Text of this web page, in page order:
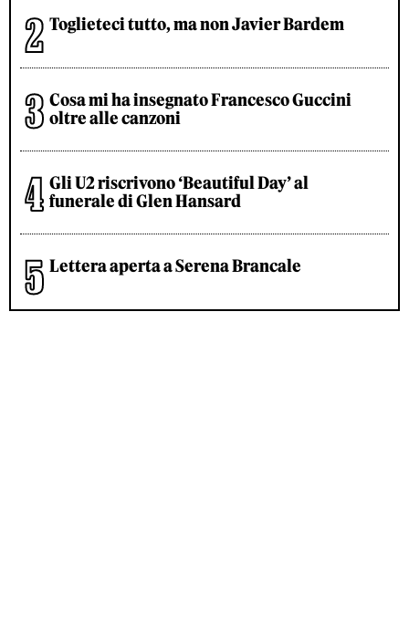
Toglieteci tutto, ma non Javier Bardem
Cosa mi ha insegnato Francesco Guccini
oltre alle canzoni
Gli U2 riscrivono ‘Beautiful Day’ al
funerale di Glen Hansard
Lettera aperta a Serena Brancale